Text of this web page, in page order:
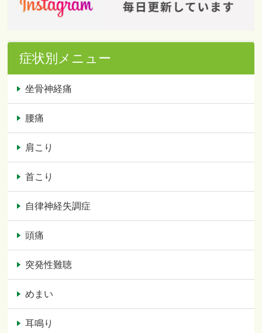
症状別メニュー
坐骨神経痛
腰痛
肩こり
首こり
自律神経失調症
頭痛
突発性難聴
めまい
耳鳴り